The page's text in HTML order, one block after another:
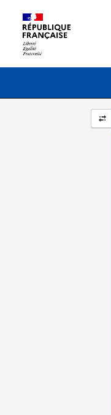
Menu principal